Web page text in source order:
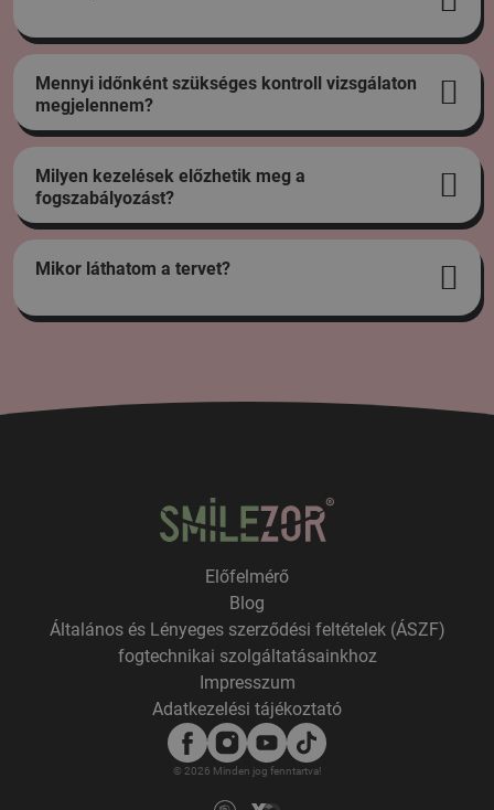
Mennyi időnként szükséges kontroll vizsgálaton
megjelennem?
Milyen kezelések előzhetik meg a
fogszabályozást?
Mikor láthatom a tervet?
Előfelmérő
Blog
Általános és Lényeges szerződési feltételek (ÁSZF)
fogtechnikai szolgáltatásainkhoz
Impresszum
Adatkezelési tájékoztató
© 2026 Minden jog fenntartva!